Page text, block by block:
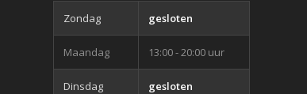
Zondag gesloten
Maandag 13:00 - 20:00 uur
Dinsdag gesloten